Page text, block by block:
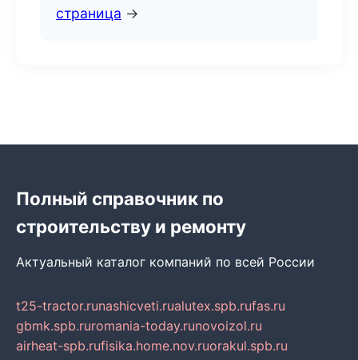
страница →
Полный справочник по
строительству и ремонту
Актуальный каталог компаний по всей России
t25-tractor.runashicveti.rualutex.spb.rufas.ru
gbmk.spb.ruromania-today.runovoizol.ru
airheat-spb.rufisika.home.nov.ruorakul.spb.ru